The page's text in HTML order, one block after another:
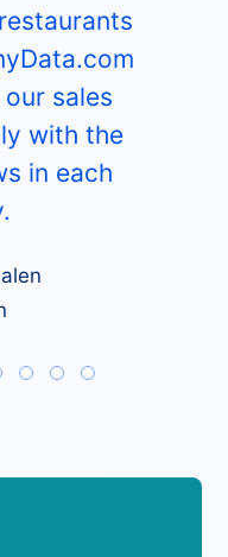
sales
with the
in each